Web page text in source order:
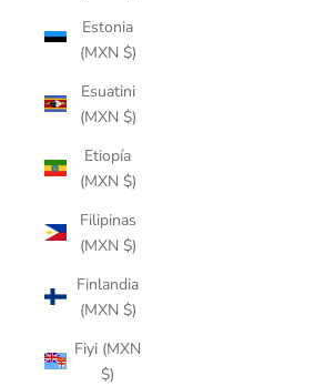
Estonia
(MXN $)
Esuatini
(MXN $)
Etiopía
(MXN $)
Filipinas
(MXN $)
Finlandia
(MXN $)
Fiyi (MXN
$)